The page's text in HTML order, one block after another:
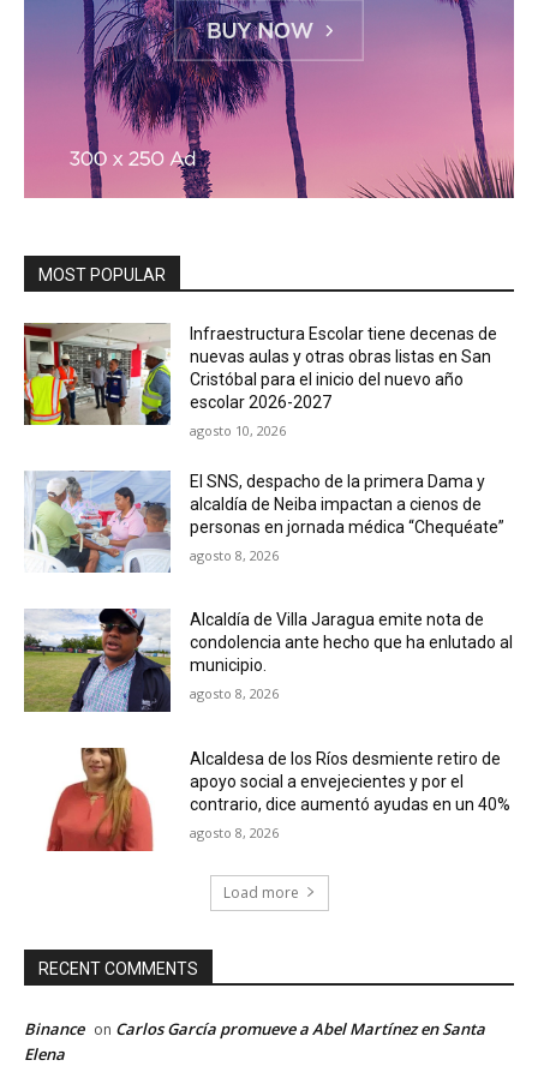
MOST POPULAR
Infraestructura Escolar tiene decenas de
nuevas aulas y otras obras listas en San
Cristóbal para el inicio del nuevo año
escolar 2026-2027
agosto 10, 2026
El SNS, despacho de la primera Dama y
alcaldía de Neiba impactan a cienos de
personas en jornada médica “Chequéate”
agosto 8, 2026
Alcaldía de Villa Jaragua emite nota de
condolencia ante hecho que ha enlutado al
municipio.
agosto 8, 2026
Alcaldesa de los Ríos desmiente retiro de
apoyo social a envejecientes y por el
contrario, dice aumentó ayudas en un 40%
agosto 8, 2026
Load more
RECENT COMMENTS
Binance on Carlos García promueve a Abel Martínez en Santa
Elena